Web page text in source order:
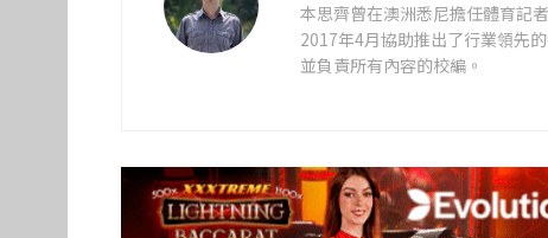
本思齊曾在澳洲悉尼擔任體育記
2017年4月協助推出了行業領先
並負責所有內容的校編。